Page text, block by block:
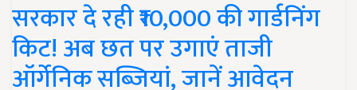
सरकार दे रही ₹10,000 की गार्डनिंग
किट! अब छत पर उगाएं ताजी
ऑर्गेनिक सब्जियां, जानें आवेदन